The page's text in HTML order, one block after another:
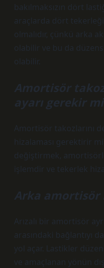
bakılmaksızın dört
araçlarda dört
olmalıdır, çünkü arka
olabilir ve bu da
olabilir.
Amortisör
ayarı gerekir
Amortisör takozlarını
hizalaması gerektirir
değiştirmek,
işlemdir ve tekerlek
Arka amortisör
Arızalı bir amortisör
arasındaki bağlantıyı
yol açar. Lastikler
ve amaçlanan yönün